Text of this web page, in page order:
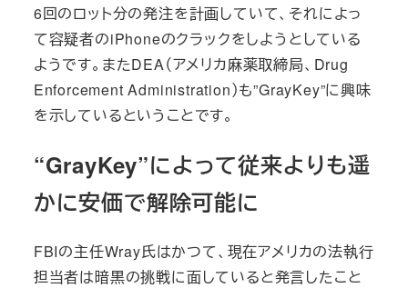
6回のロット分の発注を計画していて、それによっ
て容疑者のiPhoneのクラックをしようとしている
ようです。またDEA（アメリカ麻薬取締局、Drug
Enforcement Administration）も”GrayKey”に興味
を示しているということです。
“GrayKey”によって従来よりも遥
かに安価で解除可能に
FBIの主任Wray氏はかつて、現在アメリカの法執行
担当者は暗黒の挑戦に面していると発言したこと